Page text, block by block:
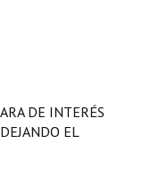
DE INTERÉS
EL